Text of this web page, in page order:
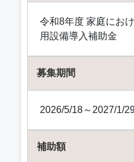
令和8年度 家庭にお
用設備導入補助金
募集期間
2026/5/18～2027/1/
補助額